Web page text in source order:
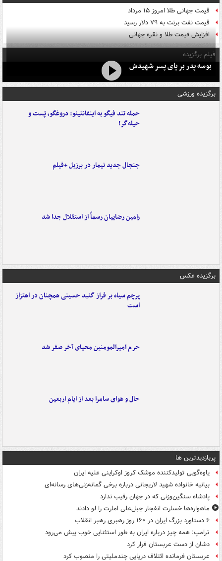
قیمت جهانی طلا امروز ۱۵ مرداد
قیمت نفت برنت به ۷۹ دلار رسید
افزایش قیمت طلا و نقره جهانی
فیلم برگزیده
بوسه‌ پدر بر پای پسر شهیدش
برگزیده ورزشی
حمله تند فیگو به اینفانتینو: دروغگو، پَست‌ و
حیله‌گر!
جنجال جدید نیمار در برزیل +فیلم
رامین رضاییان رسماً از استقلال جدا شد
برگزیده عکس
پرچم سیاه بر فراز گنبد حسینی همچنان در اهتزاز
است
حرم امیرالمومنین محیای آخر صفر شد
حال و هوای سامرا بعد از ایام اربعین
پربازدیدترین ها
یاوه‌گویی تولیدکننده موشک کروز اوکراینی علیه ایران
بیانیه خانواده شهید لاریجانی درباره برخی گمانه‌زنی‌های رسانه‌ای
پادشاه سنگین‌وزنی که در جهان رقیب ندارد
ماهواره‌ها خسارت انفجار جبل‌علی امارت را لو دادند
۶ دستاورد بزرگ ایران در ۱۶۰ روز رهبری رهبر انقلاب
ترامپ: همه چیز درباره ایران به طور استثنایی خوب پیش می‌رود
دشان از دست عربستان فرار کرد
عربستان فرمانده ائتلاف دریایی چندملیتی را منصوب کرد